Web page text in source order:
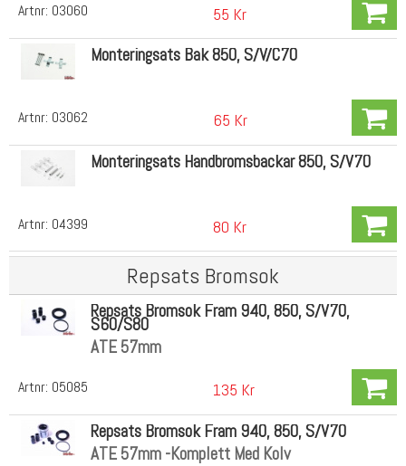
Artnr: 03060 55 Kr
Artnr: 03062
Monteringsats Bak 850, S/V/C70
65 Kr
Artnr: 04399
Monteringsats Handbromsbackar 850, S/V70
80 Kr
Repsats Bromsok
Artnr: 05085
Repsats Bromsok Fram 940, 850, S/V70,
S60/S80
ATE 57mm
135 Kr
Repsats Bromsok Fram 940, 850, S/V70
ATE 57mm -Komplett Med Kolv